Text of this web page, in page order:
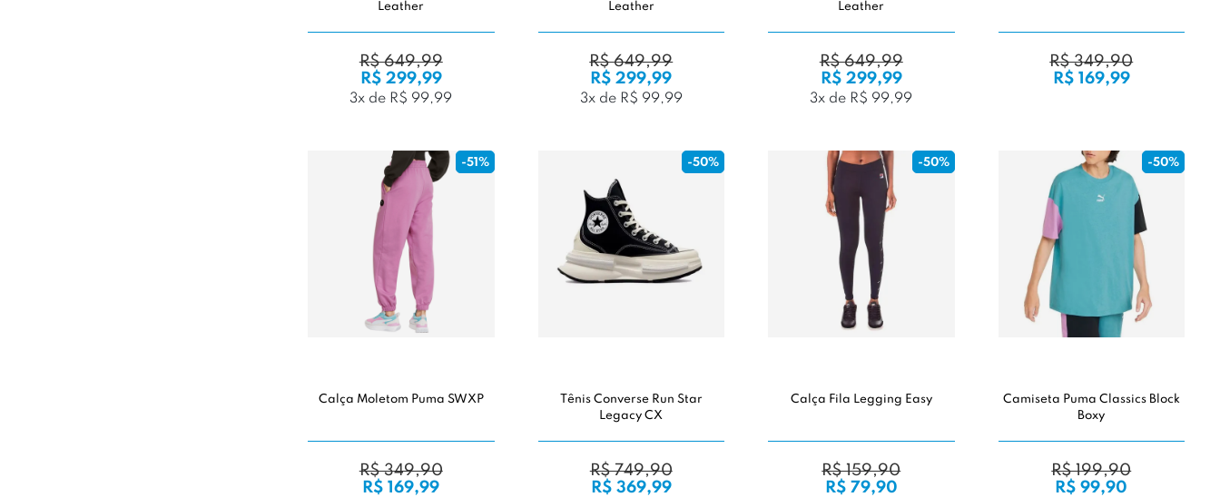
Leather
R$ 649,99
R$ 299,99
3x de R$ 99,99
Leather
R$ 649,99
R$ 299,99
3x de R$ 99,99
Leather
R$ 649,99
R$ 299,99
3x de R$ 99,99
R$ 349,90
R$ 169,99
-51%
Calça Moletom Puma SWXP
R$ 349,90
R$ 169,99
-50%
Tênis Converse Run Star
Legacy CX
R$ 749,90
R$ 369,99
-50%
Calça Fila Legging Easy
R$ 159,90
R$ 79,90
-50%
Camiseta Puma Classics Block
Boxy
R$ 199,90
R$ 99,90